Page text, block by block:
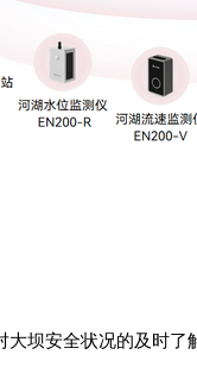
坝安全状况的及时了